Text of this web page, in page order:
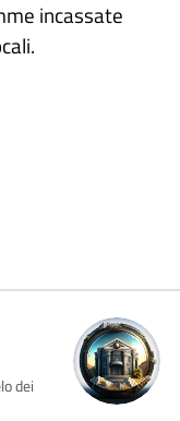
incassate
dei